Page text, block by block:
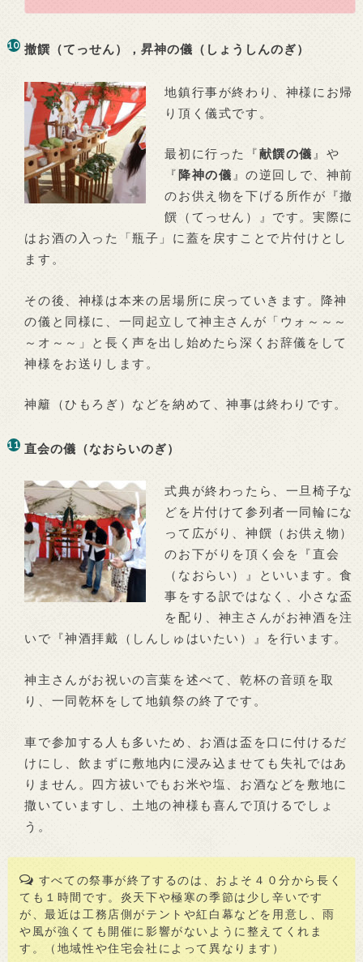
撤饌（てっせん），昇神の儀（しょうしんのぎ）
地鎮行事が終わり、神様にお帰
り頂く儀式です。
最初に行った『献饌の儀 』や
『 降神の儀 』の逆回しで、神前
のお供え物を下げる所作が『撤
饌（てっせん）』です。実際に
はお酒の入った「瓶子」に蓋を戻すことで片付けとし
ます。
その後、神様は本来の居場所に戻っていきます。降神
の儀と同様に、一同起立して神主さんが「ウォ～～～
～オ～～」と長く声を出し始めたら深くお辞儀をして
神様をお送りします。
神籬（ひもろぎ）などを納めて、神事は終わりです。
直会の儀（なおらいのぎ）
式典が終わったら、一旦椅子な
どを片付けて参列者一同輪にな
って広がり、神饌（お供え物）
のお下がりを頂く会を『直会
（なおらい）』といいます。食
事をする訳ではなく、小さな盃
を配り、神主さんがお神酒を注
いで『神酒拝戴（しんしゅはいたい）』を行います。
神主さんがお祝いの言葉を述べて、乾杯の音頭を取
り、一同乾杯をして地鎮祭の終了です。
車で参加する人も多いため、お酒は盃を口に付けるだ
けにし、飲まずに敷地内に浸み込ませても失礼ではあ
りません。四方祓いでもお米や塩、お酒などを敷地に
撒いていますし、土地の神様も喜んで頂けるでしょ
う。
すべての祭事が終了するのは、およそ４０分から長く
ても１時間です。炎天下や極寒の季節は少し辛いです
が、最近は工務店側がテントや紅白幕などを用意し、雨
や風が強くても開催に影響がないように整えてくれま
す。（地域性や住宅会社によって異なります）